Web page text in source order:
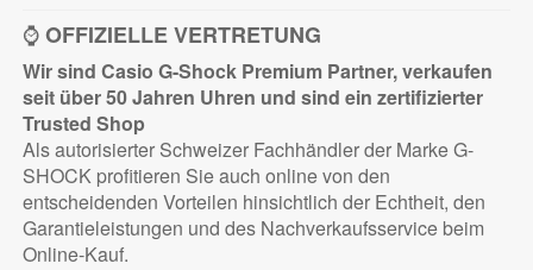
⌚OFFIZIELLE VERTRETUNG
Wir sind Casio G-Shock Premium Partner, verkaufen
seit über 50 Jahren Uhren und sind ein zertifizierter
Trusted Shop
Als autorisierter Schweizer Fachhändler der Marke G-
SHOCK profitieren Sie auch online von den
entscheidenden Vorteilen hinsichtlich der Echtheit, den
Garantieleistungen und des Nachverkaufsservice beim
Online-Kauf.